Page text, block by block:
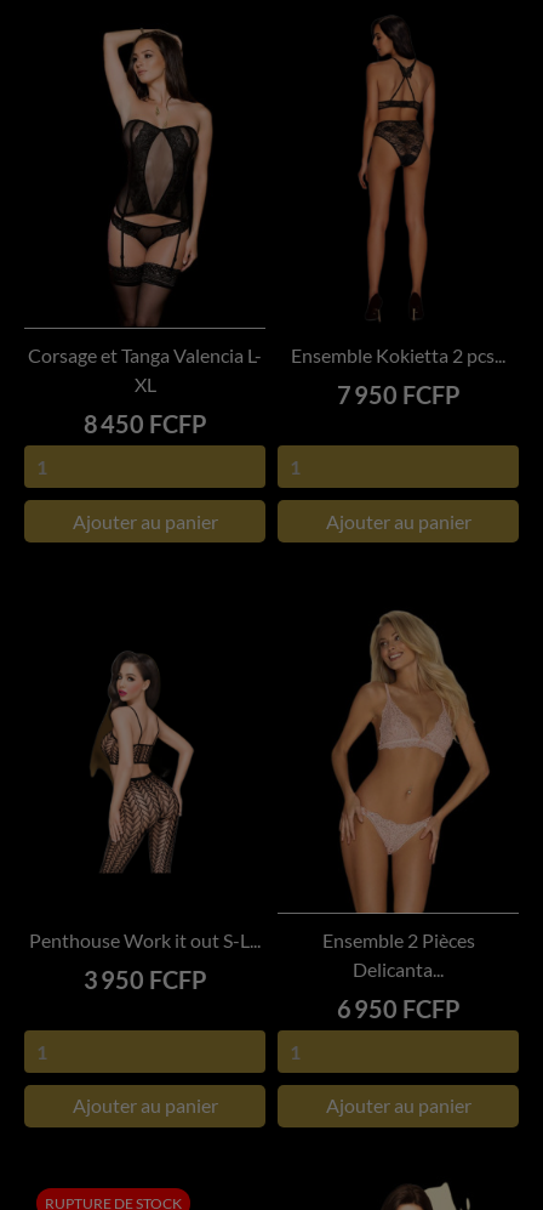
Corsage et Tanga Valencia L-
XL
Prix
8 450 FCFP
Ajouter au panier
Ensemble Kokietta 2 pcs...
Prix
7 950 FCFP
Ajouter au panier
Penthouse Work it out S-L...
Prix
3 950 FCFP
Ajouter au panier
Ensemble 2 Pièces
Delicanta...
Prix
6 950 FCFP
Ajouter au panier
RUPTURE DE STOCK